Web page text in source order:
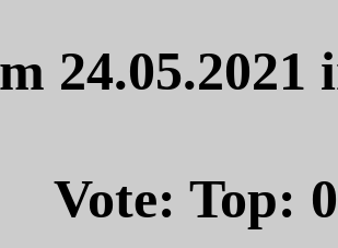
Vote: Top: 0